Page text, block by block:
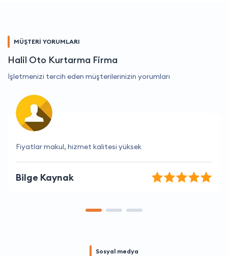
MÜŞTERİ YORUMLARI
Halil Oto Kurtarma Firma
İşletmenizi tercih eden müşterilerinizin yorumları
Harika fiyatlar ve mükemmel hizmet.
Emre Arslan
Sosyal medya